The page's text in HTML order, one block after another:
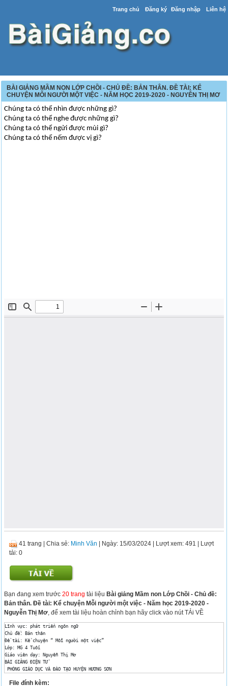
Trang chủ Đăng ký Đăng nhập Liên hệ
BÀI GIẢNG MẦM NON LỚP CHỒI - CHỦ ĐỀ: BẢN THÂN. ĐỀ TÀI: KỂ
CHUYỆN MỖI NGƯỜI MỘT VIỆC - NĂM HỌC 2019-2020 - NGUYỄN THỊ MƠ
Chúng ta có thể nhìn được những gì?
Chúng ta có thể nghe được những gì?
Chúng ta có thể ngửi được mùi gì?
Chúng ta có thể nếm được vị gì?
41 trang |Chia sẻ: Minh Văn | Ngày: 15/03/2024 | Lượt xem: 491 | Lượt
tải: 0
Bạn đang xem trước20 trang tài liệuBài giảng Mầm non Lớp Chồi - Chủ đề:
Bản thân. Đề tài: Kể chuyện Mỗi người một việc - Năm học 2019-2020 -
Nguyễn Thị Mơ , để xem tài liệu hoàn chỉnh bạn hãy click vào nút TẢi VỀ
Lĩnh vực: phát triển ngôn ngữ
Chủ đề: Bản thân
Đề tài: Kể chuyện “ Mỗi người một việc”
Lớp: MG 4 Tuổi
Giáo viên dạy: Nguyễn Thị Mơ
BÀI GIẢNG ĐIỆN TỬ
PHÒNG GIÁO DỤC VÀ ĐÀO TẠO HUYỆN HƯƠNG SƠN
Năm học: 2019- 2020
File đính kèm: